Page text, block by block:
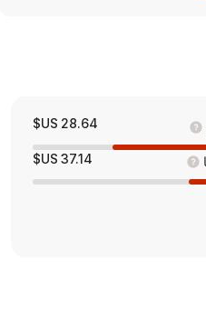
28.64 US$
37.14 US$